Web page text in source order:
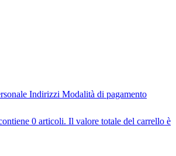
Indirizzi Modalità di pagamento
0 articoli. Il valore totale del carrello è